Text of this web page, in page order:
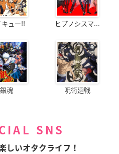
キュー!! ヒプノシスマ...
銀魂 呪術廻戦
SNS
しいオタクライフ！